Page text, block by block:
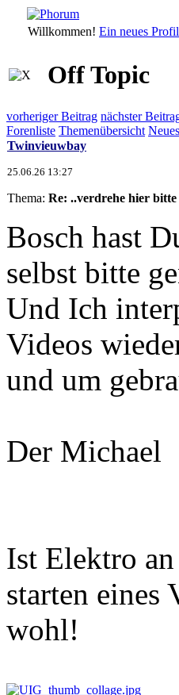
Willkommen! Ein neues
Off Topic
vorheriger Beitrag nächster
Forenliste Themenübersicht
Twinvieuwbay
25.06.26 13:27
Thema: Re: ..verdrehe hier
Bosch hast
selbst bitte
Und Ich
Videos
und um
Der Michael
Ist Elektro
starten eines
wohl!